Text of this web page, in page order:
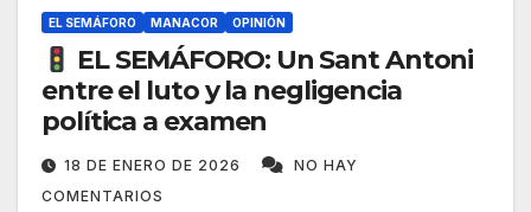
EL SEMÁFORO MANACOR OPINIÓN
EL SEMÁFORO: Un Sant Antoni
entre el luto y la negligencia
política a examen
18 DE ENERO DE 2026
NO HAY
COMENTARIOS